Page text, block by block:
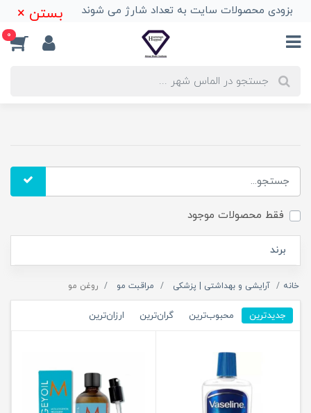
بزودی محصولات سایت به تعداد شارژ می شوند بستن ×
0
فقط محصولات موجود
برند
خانه آرایشی و بهداشتی | پزشکی مراقبت مو روغن مو
جدیدترین محبوب‌ترین گران‌ترین ارزان‌ترین